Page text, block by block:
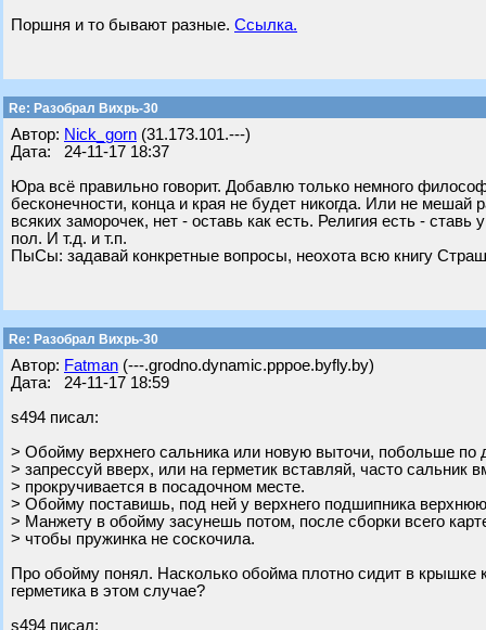
Поршня и то бывают разные. Ссылка.
Re: Разобрал Вихрь-30
Автор: Nick_gorn (31.173.101.---)
Дата: 24-11-17 18:37
Юра всё правильно говорит. Добавлю только немного
бесконечности, конца и края не будет никогда. Или не мешай
всяких заморочек, нет - оставь как есть. Религия есть -
пол. И т.д. и т.п.
ПыСы: задавай конкретные вопросы, неохота всю книгу
Re: Разобрал Вихрь-30
Автор: Fatman (---.grodno.dynamic.pppoe.byfly.by)
Дата: 24-11-17 18:59
s494 писал:
> Обойму верхнего сальника или новую выточи, побольше по
> запрессуй вверх, или на герметик вставляй, часто сальник
> прокручивается в посадочном месте.
> Обойму поставишь, под ней у верхнего подшипника
> Манжету в обойму засунешь потом, после сборки всего
> чтобы пружинка не соскочила.
Про обойму понял. Насколько обойма плотно сидит в крышке
герметика в этом случае?
s494 писал: